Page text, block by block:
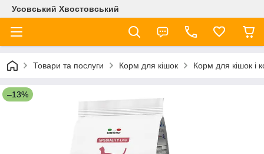
Усовський Хвостовський
Товари та послуги Корм для кішок Корм для кішок і
–13%